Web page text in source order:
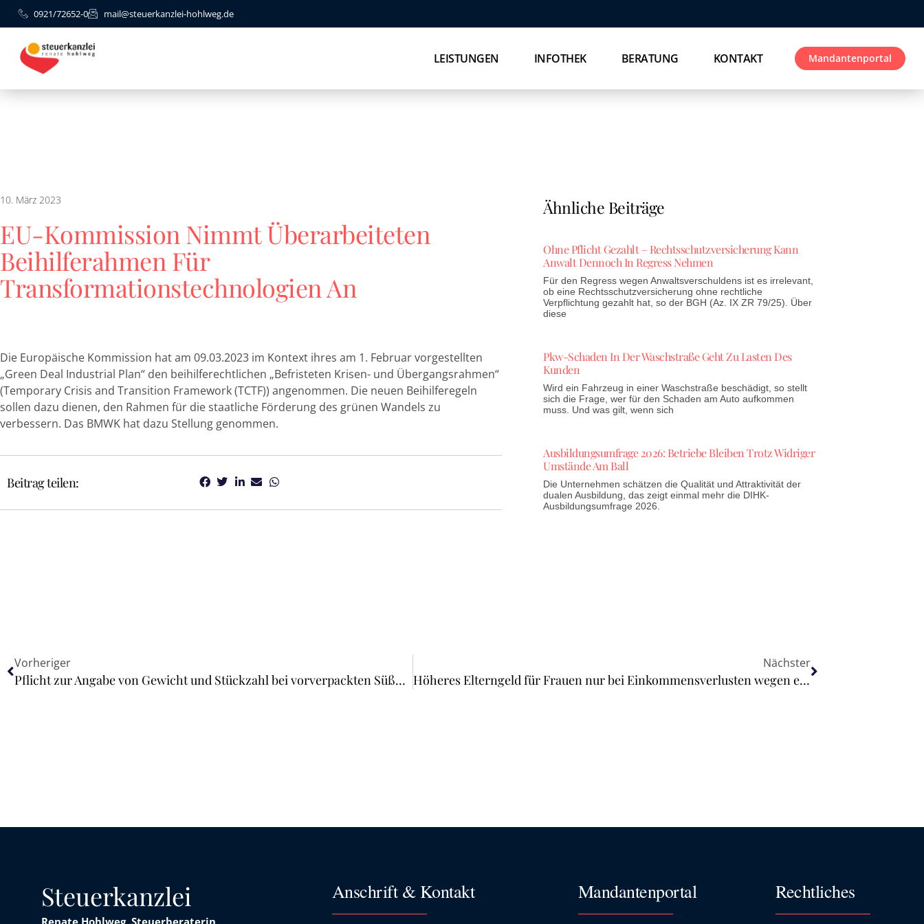
0921/72652-0 mail@steuerkanzlei-hohlweg.de
LEISTUNGEN INFOTHEK BERATUNG KONTAKT Mandantenportal
10. März 2023
EU-Kommission Nimmt Überarbeiteten
Beihilferahmen Für
Transformationstechnologien An
Die Europäische Kommission hat am 09.03.2023 im Kontext ihres am 1. Februar vorgestellten
„Green Deal Industrial Plan“ den beihilferechtlichen „Befristeten Krisen- und Übergangsrahmen“
(Temporary Crisis and Transition Framework (TCTF)) angenommen. Die neuen Beihilferegeln
sollen dazu dienen, den Rahmen für die staatliche Förderung des grünen Wandels zu
verbessern. Das BMWK hat dazu Stellung genommen.
Beitrag teilen:
Ähnliche Beiträge
Ohne Pflicht Gezahlt – Rechtsschutzversicherung Kann
Anwalt Dennoch In Regress Nehmen
Für den Regress wegen Anwaltsverschuldens ist es irrelevant,
ob eine Rechtsschutzversicherung ohne rechtliche
Verpflichtung gezahlt hat, so der BGH (Az. IX ZR 79/25). Über
diese
Pkw-Schaden In Der Waschstraße Geht Zu Lasten Des
Kunden
Wird ein Fahrzeug in einer Waschstraße beschädigt, so stellt
sich die Frage, wer für den Schaden am Auto aufkommen
muss. Und was gilt, wenn sich
Ausbildungsumfrage 2026: Betriebe Bleiben Trotz Widriger
Umstände Am Ball
Die Unternehmen schätzen die Qualität und Attraktivität der
dualen Ausbildung, das zeigt einmal mehr die DIHK-
Ausbildungsumfrage 2026.
Vorheriger
Pflicht zur Angabe von Gewicht und Stückzahl bei vorverpackten Süßwaren
Nächster
Höheres Elterngeld für Frauen nur bei Einkommensverlusten wegen einer schwangerschaftsbedingten Erkrankung
Steuerkanzlei Anschrift & Kontakt Mandantenportal Rechtliches